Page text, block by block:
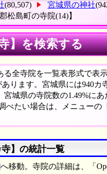
(80,507) 宮城県の神社
松島町の寺院(14)】
】を検索する
全寺院を一覧表形式で表
ります。宮城県には940
城県の寺院数の1.49%に
べたい場合は、メニューの
】の統計一覧
へ移動。寺院の詳細は、「